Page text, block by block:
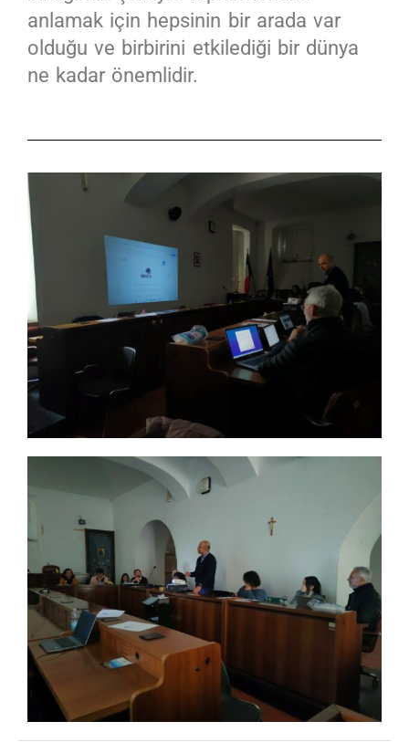
anlamak için hepsinin bir arada var
olduğu ve birbirini etkilediği bir dünya
ne kadar önemlidir.